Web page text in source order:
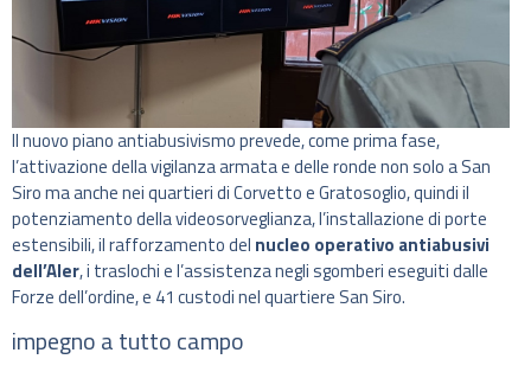
Il nuovo piano antiabusivismo prevede, come prima fase,
l’attivazione della vigilanza armata e delle ronde non solo a San
Siro ma anche nei quartieri di Corvetto e Gratosoglio, quindi il
potenziamento della videosorveglianza, l’installazione di porte
estensibili, il rafforzamento del nucleo operativo antiabusivi
dell’Aler, i traslochi e l’assistenza negli sgomberi eseguiti dalle
Forze dell’ordine, e 41 custodi nel quartiere San Siro.
impegno a tutto campo